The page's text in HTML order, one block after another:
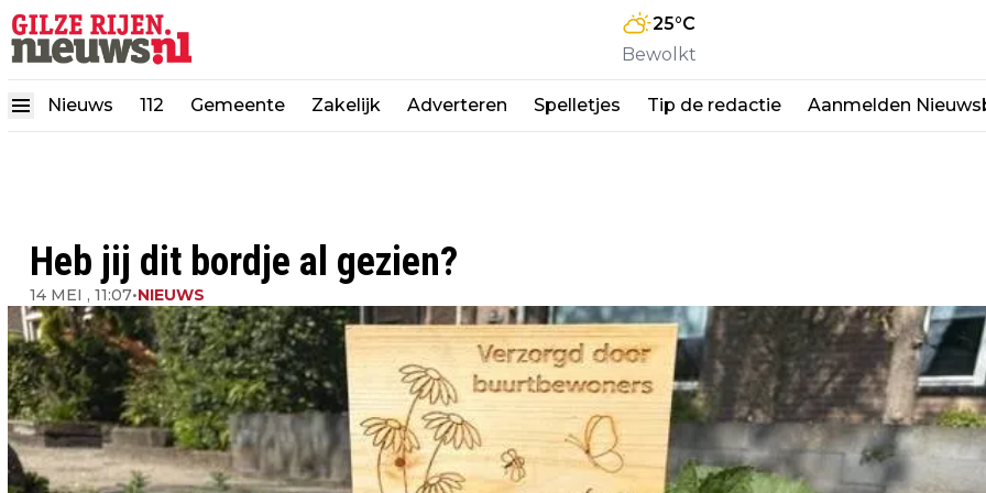
25°C
Bewolkt
Nieuws 112 Gemeente Zakelijk Adverteren Spelletjes Tip de redactie Aanmelden
Heb jij dit bordje al gezien?
14 MEI , 11:07•NIEUWS